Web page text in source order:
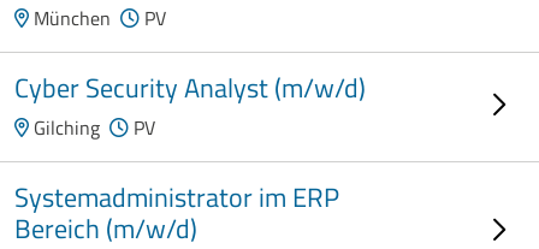
München PV
Cyber Security Analyst (m/w/d)
Gilching PV
Systemadministrator im ERP
Bereich (m/w/d)